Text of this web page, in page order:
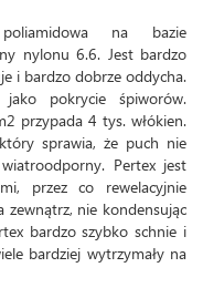
na bazie
nylonu 6.6. Jest bardzo
i bardzo dobrze oddycha.
pokrycie śpiworów.
przypada 4 tys. włókien.
sprawia, że puch nie
Pertex jest
przez co rewelacyjnie
nie kondensując
bardzo szybko schnie i
bardziej wytrzymały na